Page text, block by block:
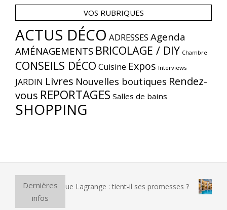
VOS RUBRIQUES
ACTUS DÉCO ADRESSES Agenda
AMÉNAGEMENTS BRICOLAGE / DIY Chambre
CONSEILS DÉCO Cuisine Expos Interviews
JARDIN Livres Nouvelles boutiques Rendez-
vous REPORTAGES Salles de bains
SHOPPING
Dernières
infos
électrique Lagrange : tient-il ses promesses ? Et si